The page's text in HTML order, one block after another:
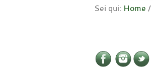
Sei qui: Home /